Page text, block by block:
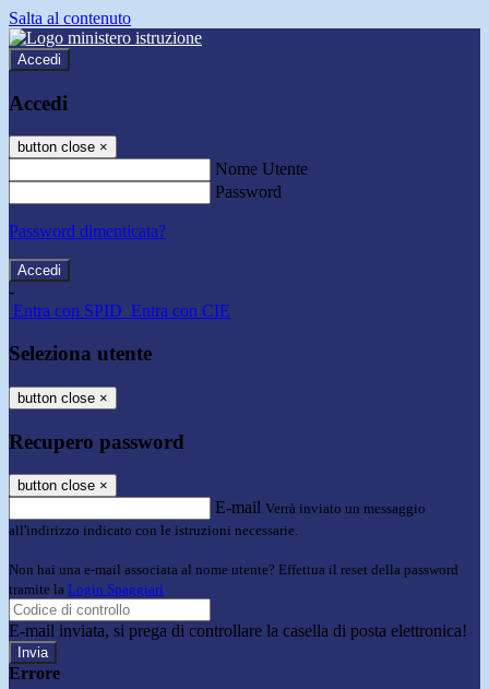
Salta al contenuto
Accedi
Accedi
button close ×
Nome Utente
Password
Password dimenticata?
-
Entra con SPID Entra con CIE
Seleziona utente
button close ×
Recupero password
button close ×
E-mail Verrà inviato un messaggio
all'indirizzo indicato con le istruzioni necessarie.
Non hai una e-mail associata al nome utente? Effettua il reset della password
tramite la Login Spaggiari
E-mail inviata, si prega di controllare la casella di posta elettronica!
Errore